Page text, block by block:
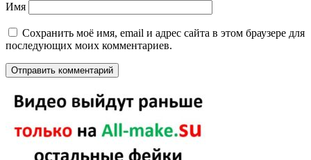
Имя
Сохранить моё имя, email и адрес сайта в этом браузере для
последующих моих комментариев.